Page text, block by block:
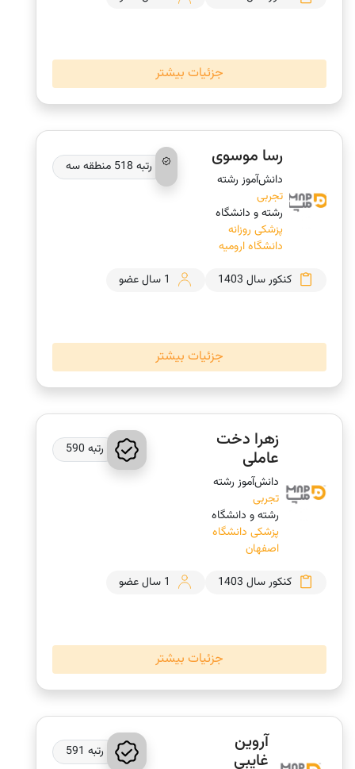
جزئیات بیشتر
رسا موسوی
دانش‌‎آموز رشته
تجربی
رشته و دانشگاه
پزشکی روزانه
دانشگاه ارومیه
رتبه 518 منطقه سه
کنکور سال 1403
جزئیات بیشتر
زهرا دخت
عاملی
دانش‌‎آموز رشته
تجربی
رشته و دانشگاه
پزشکی دانشگاه
اصفهان
رتبه 590
کنکور سال 1403
جزئیات بیشتر
آروین
غایبی رتبه 591